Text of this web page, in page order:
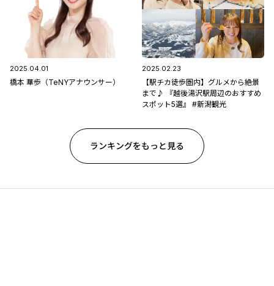
2025.04.01
橋本 華歩（TeNYアナウンサー）
2025.02.23
【駅チカ徒歩圏内】グルメから絶景
まで♪ 『越後湯沢駅周辺のおすすめ
スポット5選』 #新潟観光
ランキングをもっと見る